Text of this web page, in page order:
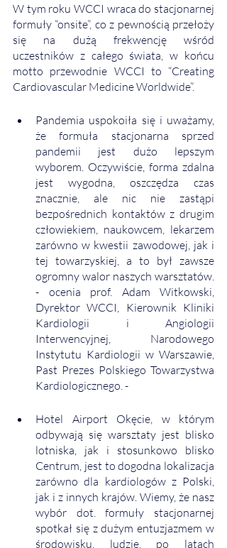
W tym roku WCCI wraca do stacjonarnej
formuły “onsite”, co z pewnością przełoży
się na dużą frekwencję wśród
uczestników z całego świata, w końcu
motto przewodnie WCCI to “Creating
Cardiovascular Medicine Worldwide”.
Pandemia uspokoiła się i uważamy,
że formuła stacjonarna sprzed
pandemii jest dużo lepszym
wyborem. Oczywiście, forma zdalna
jest wygodna, oszczędza czas
znacznie, ale nic nie zastąpi
bezpośrednich kontaktów z drugim
człowiekiem, naukowcem, lekarzem
zarówno w kwestii zawodowej, jak i
tej towarzyskiej, a to był zawsze
ogromny walor naszych warsztatów.
- ocenia prof. Adam Witkowski,
Dyrektor WCCI, Kierownik Kliniki
Kardiologii i Angiologii
Interwencyjnej, Narodowego
Instytutu Kardiologii w Warszawie,
Past Prezes Polskiego Towarzystwa
Kardiologicznego. -
Hotel Airport Okęcie, w którym
odbywają się warsztaty jest blisko
lotniska, jak i stosunkowo blisko
Centrum, jest to dogodna lokalizacja
zarówno dla kardiologów z Polski,
jak i z innych krajów. Wiemy, że nasz
wybór dot. formuły stacjonarnej
spotkał się z dużym entuzjazmem w
środowisku, ludzie, po latach